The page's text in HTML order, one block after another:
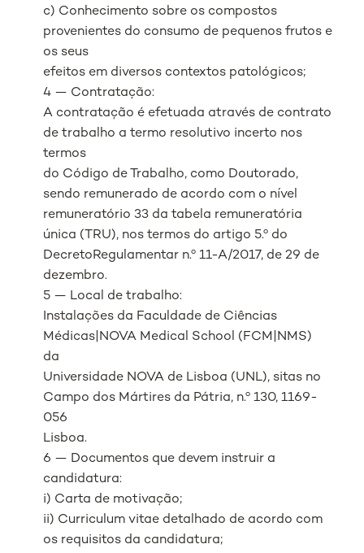
c) Conhecimento sobre os compostos
provenientes do consumo de pequenos frutos e
os seus
efeitos em diversos contextos patológicos;
4 — Contratação:
A contratação é efetuada através de contrato
de trabalho a termo resolutivo incerto nos
termos
do Código de Trabalho, como Doutorado,
sendo remunerado de acordo com o nível
remuneratório 33 da tabela remuneratória
única (TRU), nos termos do artigo 5.º do
DecretoRegulamentar n.º 11-A/2017, de 29 de
dezembro.
5 — Local de trabalho:
Instalações da Faculdade de Ciências
Médicas|NOVA Medical School (FCM|NMS)
da
Universidade NOVA de Lisboa (UNL), sitas no
Campo dos Mártires da Pátria, n.º 130, 1169-
056
Lisboa.
6 — Documentos que devem instruir a
candidatura:
i) Carta de motivação;
ii) Curriculum vitae detalhado de acordo com
os requisitos da candidatura;